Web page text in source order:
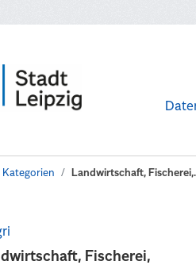
Kategorien Landwirtschaft,
Fischerei,